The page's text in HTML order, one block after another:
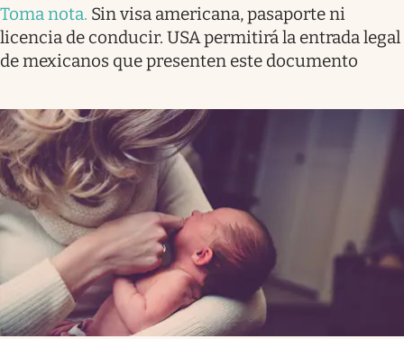
Toma nota. Sin visa americana, pasaporte ni
licencia de conducir. USA permitirá la entrada legal
de mexicanos que presenten este documento